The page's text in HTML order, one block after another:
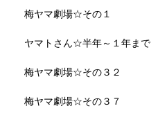
梅ヤマ劇場☆その１
ヤマトさん☆半年～１年まで
梅ヤマ劇場☆その３２
梅ヤマ劇場☆その３７